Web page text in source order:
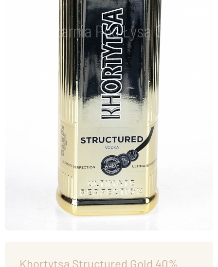
Khortytsa Structured Gold 40%